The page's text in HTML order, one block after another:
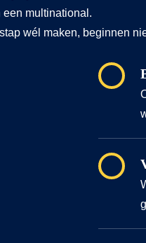
een multinational.
wél maken, beginnen